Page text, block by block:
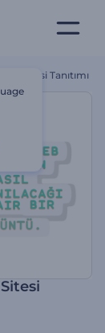
Sitesi Tanıtımı